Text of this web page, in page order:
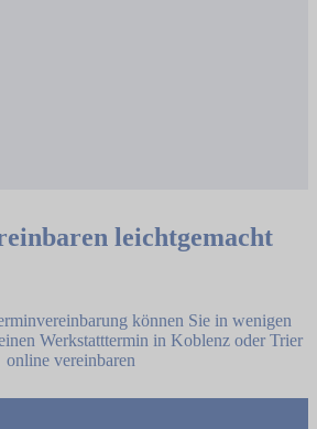
leichtgemacht
können Sie in wenigen
Werkstatttermin in Koblenz oder Trier
online vereinbaren